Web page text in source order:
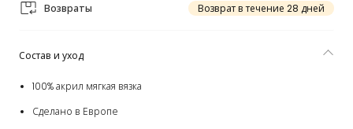
Возвраты Возврат в течение 28 дней
Состав и уход
100% акрил мягкая вязка
Сделано в Европе